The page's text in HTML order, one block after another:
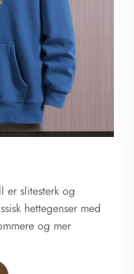
er slitesterk og
hettegenser med
og mer